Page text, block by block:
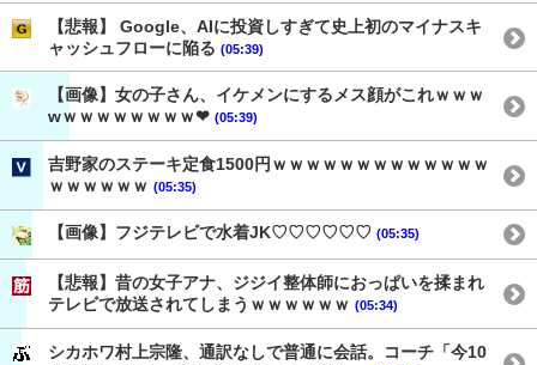
【悲報】 Google、AIに投資しすぎて史上初のマイナスキ
ャッシュフローに陥る (05:39)
【画像】女の子さん、イケメンにするメス顔がこれｗｗｗ
wｗｗｗｗｗｗｗｗ❤ (05:39)
吉野家のステーキ定食1500円ｗｗｗｗｗｗｗｗｗｗｗｗｗ
ｗｗｗｗｗｗ (05:35)
【画像】フジテレビで水着JK♡♡♡♡♡♡ (05:35)
【悲報】昔の女子アナ、ジジイ整体師におっぱいを揉まれ
テレビで放送されてしまうｗｗｗｗｗｗ (05:34)
シカホワ村上宗隆、通訳なしで普通に会話。コーチ「今10